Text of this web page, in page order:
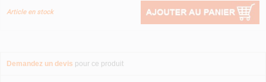
Article en stock
Demandez un devis pour ce produit